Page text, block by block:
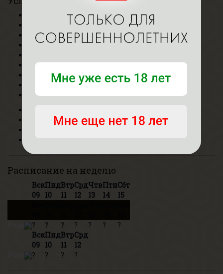
Ветка сакуры
Госпожа
Фут-фетиш
Пип-шоу
Аквагель
Эротический
Люблю
Расписание на неделю
Вск
09
Пнд
10
Втр
11
Срд
12
Чтв
13
Птн
14
Сбт
15
? ? ? ? ? ?
?
Вск
09
Пнд
10
Втр
11
Срд
12
? ? ? ?